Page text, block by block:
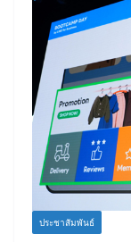
ประชาสัมพันธ์